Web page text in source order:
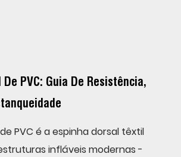
PVC: Guia De Resistência,
PVC é a espinha dorsal têxtil
infláveis modernas -